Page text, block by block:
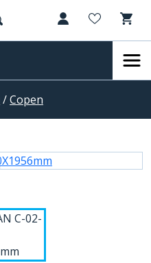
/Copen